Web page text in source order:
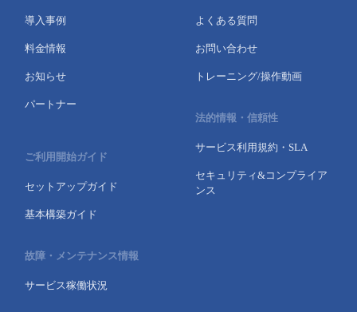
導入事例
料金情報
お知らせ
パートナー
ご利用開始ガイド
セットアップガイド
基本構築ガイド
故障・メンテナンス情報
サービス稼働状況
よくある質問
お問い合わせ
トレーニング/操作動画
法的情報・信頼性
サービス利用規約・SLA
セキュリティ&コンプライア
ンス